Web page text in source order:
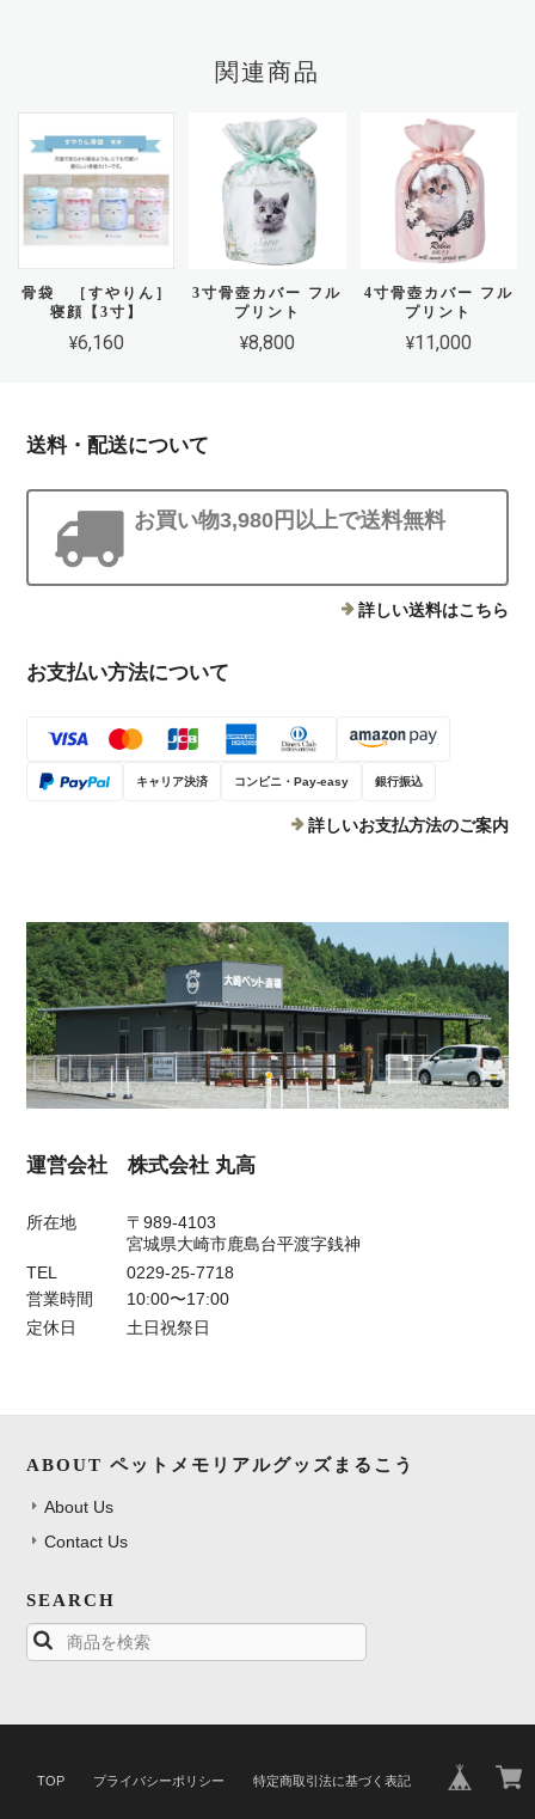
関連商品
骨袋 ［すやりん］
寝顔【3寸】
¥6,160
3寸骨壺カバー フル
プリント
¥8,800
4寸骨壺カバー フル
プリント
¥11,000
送料・配送について
お買い物3,980円以上で送料無料
詳しい送料はこちら
お支払い方法について
キャリア決済 コンビニ・Pay-easy 銀行振込
詳しいお支払方法のご案内
運営会社 株式会社 丸高
所在地
〒989-4103
宮城県大崎市鹿島台平渡字銭神
TEL
0229-25-7718
営業時間
10:00〜17:00
定休日
土日祝祭日
ABOUT ペットメモリアルグッズまるこう
About Us
Contact Us
SEARCH
TOP プライバシーポリシー 特定商取引法に基づく表記